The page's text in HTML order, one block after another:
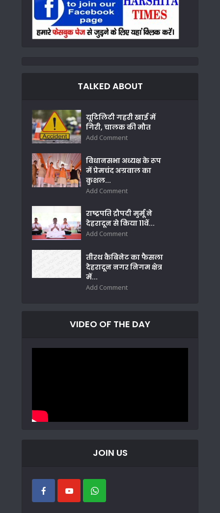
TALKED ABOUT
यूटिलिटी गहरी खाई में
गिरी, चालक की मौत
Add Comment
विधानसभा अध्यक्ष के रूप
में प्रेमचंद अग्रवाल का
कुशल...
Add Comment
राष्ट्रपति द्रौपदी मुर्मू ने
देहरादून से किया 11वें...
Add Comment
तीरथ कैबिनेट का फैसला
देहरादून नगर निगम क्षेत्र
में...
Add Comment
VIDEO OF THE DAY
JOIN US